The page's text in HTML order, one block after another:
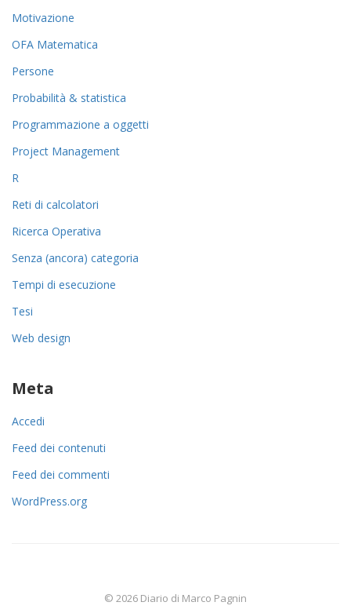
Motivazione
OFA Matematica
Persone
Probabilità & statistica
Programmazione a oggetti
Project Management
R
Reti di calcolatori
Ricerca Operativa
Senza (ancora) categoria
Tempi di esecuzione
Tesi
Web design
Meta
Accedi
Feed dei contenuti
Feed dei commenti
WordPress.org
© 2026 Diario di Marco Pagnin